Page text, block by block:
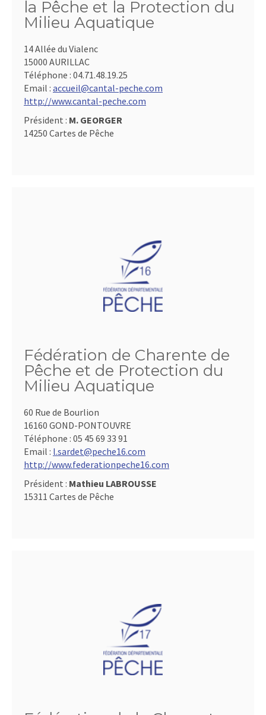
la Pêche et la Protection du
Milieu Aquatique
14 Allée du Vialenc
15000 AURILLAC
Téléphone : 04.71.48.19.25
Email : accueil@cantal-peche.com
http://www.cantal-peche.com
Président : M. GEORGER
14250 Cartes de Pêche
Fédération de Charente de
Pêche et de Protection du
Milieu Aquatique
60 Rue de Bourlion
16160 GOND-PONTOUVRE
Téléphone : 05 45 69 33 91
Email : l.sardet@peche16.com
http://www.federationpeche16.com
Président : Mathieu LABROUSSE
15311 Cartes de Pêche